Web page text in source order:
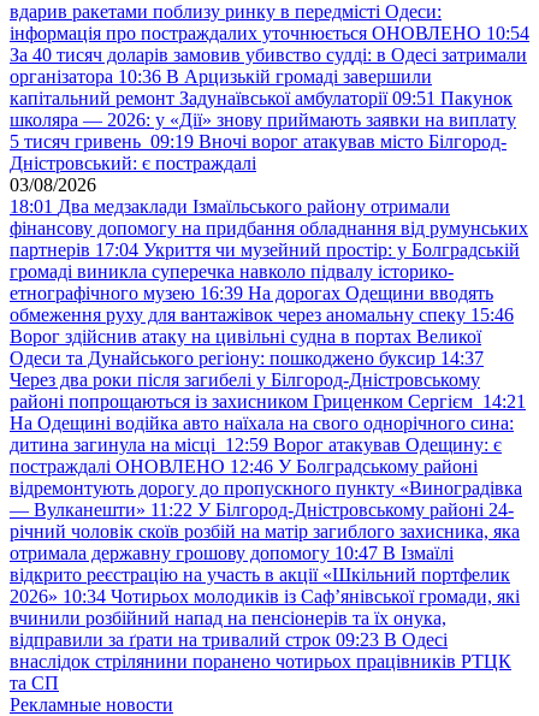
вдарив ракетами поблизу ринку в передмісті Одеси:
інформація про постраждалих уточнюється ОНОВЛЕНО 10:54
За 40 тисяч доларів замовив убивство судді: в Одесі затримали
організатора 10:36 В Арцизькій громаді завершили
капітальний ремонт Задунаївської амбулаторії 09:51 Пакунок
школяра — 2026: у «Дії» знову приймають заявки на виплату
5 тисяч гривень 09:19 Вночі ворог атакував місто Білгород-
Дністровський: є постраждалі
03/08/2026
18:01 Два медзаклади Ізмаїльського району отримали
фінансову допомогу на придбання обладнання від румунських
партнерів 17:04 Укриття чи музейний простір: у Болградській
громаді виникла суперечка навколо підвалу історико-
етнографічного музею 16:39 На дорогах Одещини вводять
обмеження руху для вантажівок через аномальну спеку 15:46
Ворог здійснив атаку на цивільні судна в портах Великої
Одеси та Дунайського регіону: пошкоджено буксир 14:37
Через два роки після загибелі у Білгород-Дністровському
районі попрощаються із захисником Гриценком Сергієм 14:21
На Одещині водійка авто наїхала на свого однорічного сина:
дитина загинула на місці 12:59 Ворог атакував Одещину: є
постраждалі ОНОВЛЕНО 12:46 У Болградському районі
відремонтують дорогу до пропускного пункту «Виноградівка
— Вулканешти» 11:22 У Білгород-Дністровському районі 24-
річний чоловік скоїв розбій на матір загиблого захисника, яка
отримала державну грошову допомогу 10:47 В Ізмаїлі
відкрито реєстрацію на участь в акції «Шкільний портфелик
2026» 10:34 Чотирьох молодиків із Саф’янівської громади, які
вчинили розбійний напад на пенсіонерів та їх онука,
відправили за ґрати на тривалий строк 09:23 В Одесі
внаслідок стрілянини поранено чотирьох працівників РТЦК
та СП
Рекламные новости